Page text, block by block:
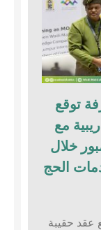
توقع
مع
خلال
الحج
عقد حقيبة